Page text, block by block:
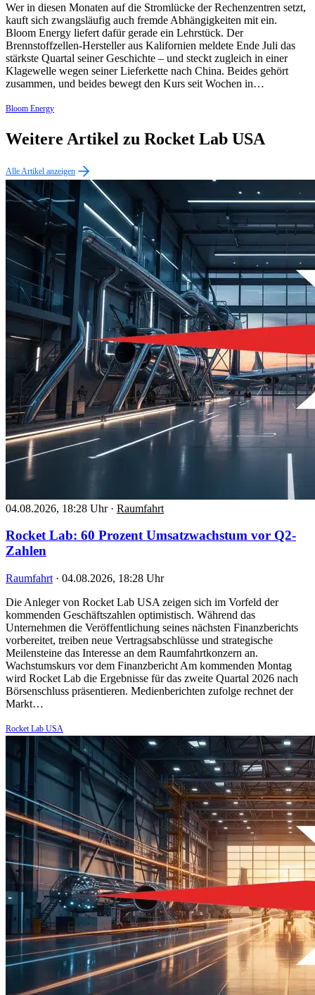
Wer in diesen Monaten auf die Stromlücke der Rechenzentren setzt,
kauft sich zwangsläufig auch fremde Abhängigkeiten mit ein.
Bloom Energy liefert dafür gerade ein Lehrstück. Der
Brennstoffzellen-Hersteller aus Kalifornien meldete Ende Juli das
stärkste Quartal seiner Geschichte – und steckt zugleich in einer
Klagewelle wegen seiner Lieferkette nach China. Beides gehört
zusammen, und beides bewegt den Kurs seit Wochen in…
Bloom Energy
Weitere Artikel zu Rocket Lab USA
Alle Artikel anzeigen
04.08.2026, 18:28 Uhr · Raumfahrt
Rocket Lab: 60 Prozent Umsatzwachstum vor Q2-
Zahlen
Raumfahrt · 04.08.2026, 18:28 Uhr
Die Anleger von Rocket Lab USA zeigen sich im Vorfeld der
kommenden Geschäftszahlen optimistisch. Während das
Unternehmen die Veröffentlichung seines nächsten Finanzberichts
vorbereitet, treiben neue Vertragsabschlüsse und strategische
Meilensteine das Interesse an dem Raumfahrtkonzern an.
Wachstumskurs vor dem Finanzbericht Am kommenden Montag
wird Rocket Lab die Ergebnisse für das zweite Quartal 2026 nach
Börsenschluss präsentieren. Medienberichten zufolge rechnet der
Markt…
Rocket Lab USA